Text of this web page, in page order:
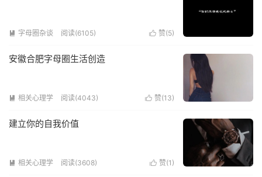
 赞(5)
 字母圈杂谈 阅读(6105)
安徽合肥字母圈生活创造
 赞(13)
 相关心理学 阅读(4043)
建立你的自我价值
 赞(1 )
 相关心理学 阅读(3608)